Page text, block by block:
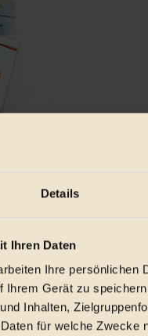
Details
Ihren Daten
Ihre persönlichen
Gerät zu
Inhalten,
für welche
Dichter Matthias Claudius,